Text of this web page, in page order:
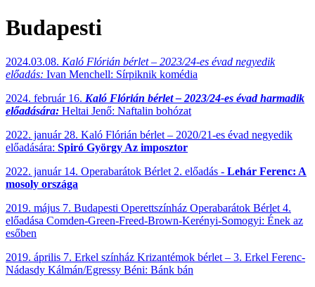
Budapesti
2024.03.08. Kaló Flórián bérlet – 2023/24-es évad negyedik
előadás: Ivan Menchell: Sírpiknik komédia
2024. február 16. Kaló Flórián bérlet – 2023/24-es évad harmadik
előadására: Heltai Jenő: Naftalin bohózat
2022. január 28. Kaló Flórián bérlet – 2020/21-es évad negyedik
előadására: Spiró György Az imposztor
2022. január 14. Operabarátok Bérlet 2. előadás - Lehár Ferenc: A
mosoly országa
2019. május 7. Budapesti Operettszínház Operabarátok Bérlet 4.
előadása Comden-Green-Freed-Brown-Kerényi-Somogyi: Ének az
esőben
2019. április 7. Erkel színház Krizantémok bérlet – 3. Erkel Ferenc-
Nádasdy Kálmán/Egressy Béni: Bánk bán